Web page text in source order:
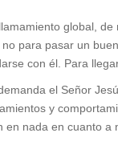
global,
no para pasar un
con él. Para
el Señor
y
nada en cuanto a